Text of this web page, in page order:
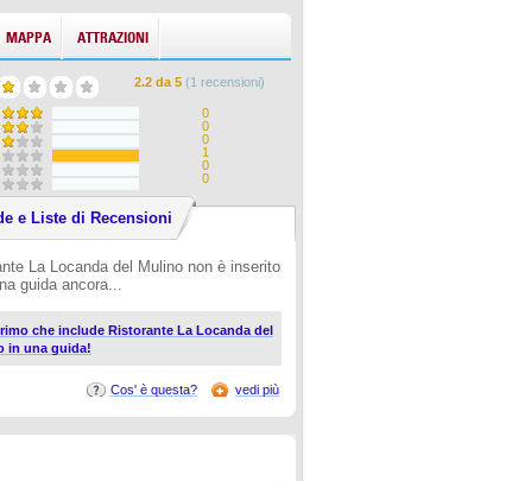
MAPPA ATTRAZIONI
2.2da5 (1recensioni)
0
0
0
1
0
0
e Liste di Recensioni
La Locanda del Mulino non è inserito
guida ancora...
che include Ristorante La Locanda del
in una guida!
Cos' è questa? vedi più